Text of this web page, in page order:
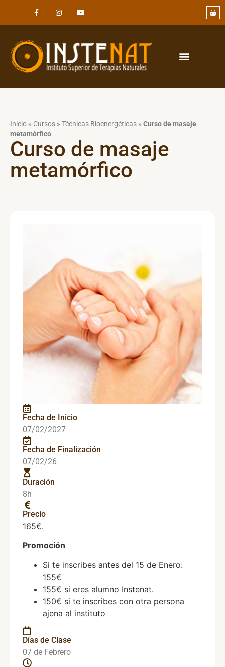
Inicio » Cursos » Técnicas Bioenergéticas » Curso de masaje
metamórfico
Curso de masaje
metamórfico
Fecha de Inicio
07/02/2027
Fecha de Finalización
07/02/26
Duración
8h
Precio
165€.
Promoción
Si te inscribes antes del 15 de Enero:
155€
155€ si eres alumno Instenat.
150€ si te inscribes con otra persona
ajena al instituto
Días de Clase
07 de Febrero